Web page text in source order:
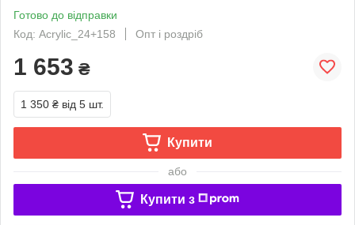
Готово до відправки
Код: Acrylic_24+158
Опт і роздріб
1 653 ₴
1 350 ₴ від 5 шт.
Купити
або
Купити з